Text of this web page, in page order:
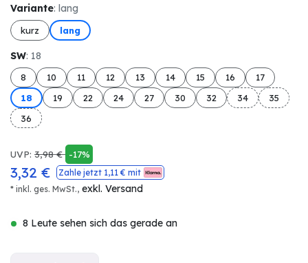
Variante: lang
kurz lang
SW: 18
8 10 11 12 13 14 15 16
17
18
19 22 24 27 30 32 34
35
36
UVP: 3,98€ -17%
3,32 € Zahle jetzt 1,11€ mit
* inkl. ges. MwSt., exkl. Versand
8 Leute sehen sich das gerade an